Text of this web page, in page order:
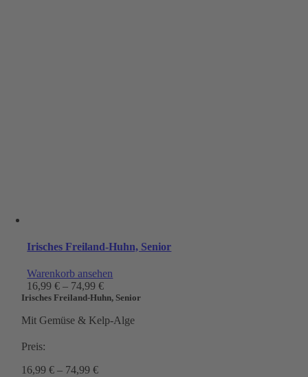
Irisches Freiland-Huhn, Senior
Warenkorb ansehen
16,99€ – 74,99€
Irisches Freiland-Huhn, Senior
Mit Gemüse & Kelp-Alge
Preis:
16,99€ – 74,99€